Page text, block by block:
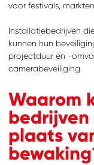
voor festivals,
Installatiebedrijven
kunnen hun
projectduur en -
camerabeveiliging.
Waarom
plaats